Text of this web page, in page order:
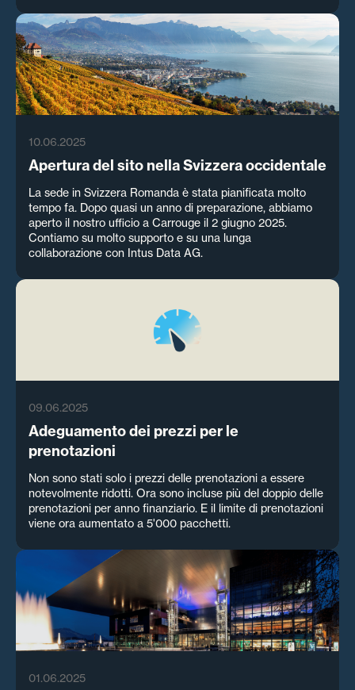
10.06.2025
Apertura del sito nella Svizzera occidentale
La sede in Svizzera Romanda è stata pianificata molto
tempo fa. Dopo quasi un anno di preparazione, abbiamo
aperto il nostro ufficio a Carrouge il 2 giugno 2025.
Contiamo su molto supporto e su una lunga
collaborazione con Intus Data AG.
09.06.2025
Adeguamento dei prezzi per le
prenotazioni
Non sono stati solo i prezzi delle prenotazioni a essere
notevolmente ridotti. Ora sono incluse più del doppio delle
prenotazioni per anno finanziario. E il limite di prenotazioni
viene ora aumentato a 5'000 pacchetti.
01.06.2025